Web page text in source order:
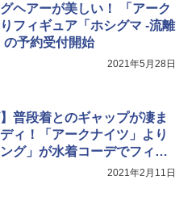
ヘアーが美しい！ 「アーク
フィギュア「ホシグマ -流離
の予約受付開始
2021年5月28日
】普段着とのギャップが凄ま
ィ！「アークナイツ」より
ング」が水着コーデでフィギ
2021年2月11日